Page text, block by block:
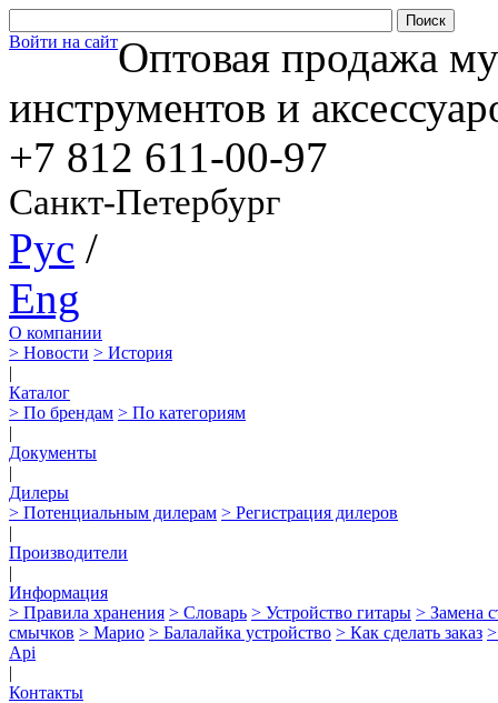
Войти на сайтОптовая продажа
инструментов и
+7 812 611-00-97
Санкт-Петербург
Рус /
Eng
О компании
> Новости > История
|
Каталог
> По брендам > По категориям
|
Документы
|
Дилеры
> Потенциальным дилерам > Регистрация дилеров
|
Производители
|
Информация
> Правила хранения > Словарь > Устройство гитары > Замена
смычков > Марио > Балалайка устройство > Как сделать заказ
Api
|
Контакты